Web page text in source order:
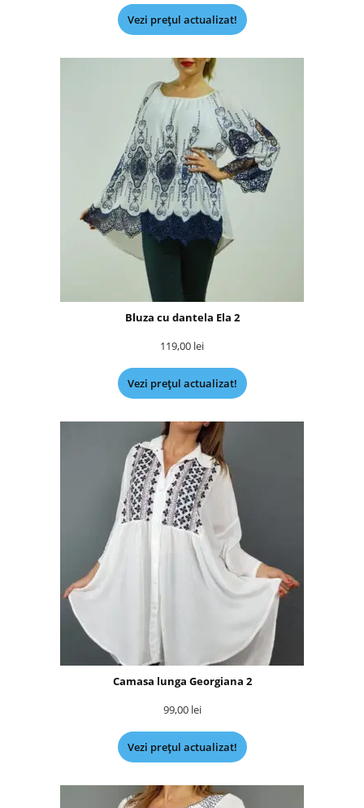
Vezi prețul actualizat!
Bluza cu dantela Ela 2
119,00 lei
Vezi prețul actualizat!
Camasa lunga Georgiana 2
99,00 lei
Vezi prețul actualizat!